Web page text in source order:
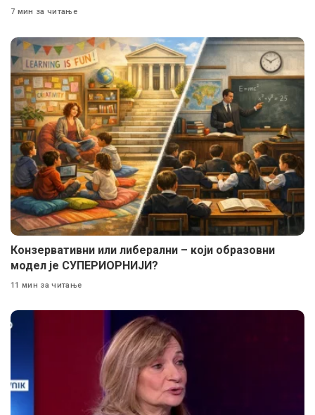
7 мин за читање
Конзервативни или либерални – који образовни
модел је СУПЕРИОРНИЈИ?
11 мин за читање